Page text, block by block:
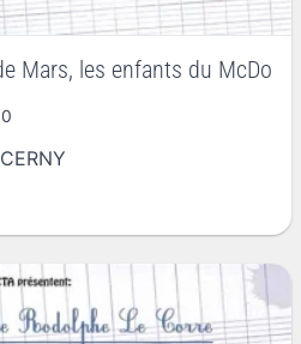
Mars, les enfants du McDo
CERNY